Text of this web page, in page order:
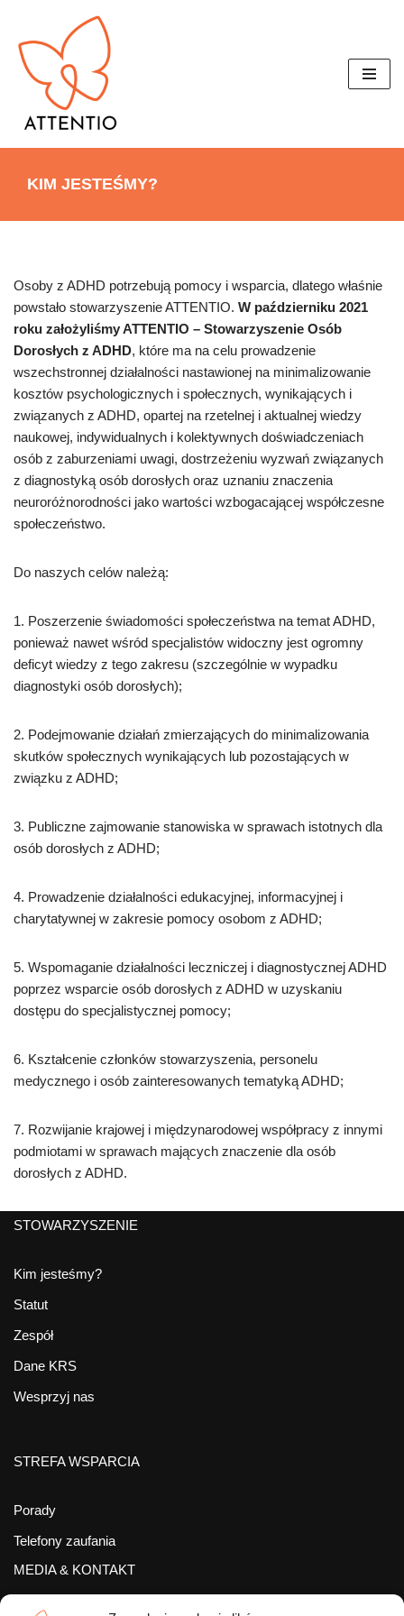
Przejdź
do
treści
KIM JESTEŚMY?
Osoby z ADHD potrzebują pomocy i wsparcia, dlatego właśnie
powstało stowarzyszenie ATTENTIO. W październiku 2021
roku założyliśmy ATTENTIO – Stowarzyszenie Osób
Dorosłych z ADHD, które ma na celu prowadzenie
wszechstronnej działalności nastawionej na minimalizowanie
kosztów psychologicznych i społecznych, wynikających i
związanych z ADHD, opartej na rzetelnej i aktualnej wiedzy
naukowej, indywidualnych i kolektywnych doświadczeniach
osób z zaburzeniami uwagi, dostrzeżeniu wyzwań związanych
z diagnostyką osób dorosłych oraz uznaniu znaczenia
neuroróżnorodności jako wartości wzbogacającej współczesne
społeczeństwo.
Do naszych celów należą:
1. Poszerzenie świadomości społeczeństwa na temat ADHD,
ponieważ nawet wśród specjalistów widoczny jest ogromny
deficyt wiedzy z tego zakresu (szczególnie w wypadku
diagnostyki osób dorosłych);
2. Podejmowanie działań zmierzających do minimalizowania
skutków społecznych wynikających lub pozostających w
związku z ADHD;
3. Publiczne zajmowanie stanowiska w sprawach istotnych dla
osób dorosłych z ADHD;
4. Prowadzenie działalności edukacyjnej, informacyjnej i
charytatywnej w zakresie pomocy osobom z ADHD;
5. Wspomaganie działalności leczniczej i diagnostycznej ADHD
poprzez wsparcie osób dorosłych z ADHD w uzyskaniu
dostępu do specjalistycznej pomocy;
6. Kształcenie członków stowarzyszenia, personelu
medycznego i osób zainteresowanych tematyką ADHD;
7. Rozwijanie krajowej i międzynarodowej współpracy z innymi
podmiotami w sprawach mających znaczenie dla osób
dorosłych z ADHD.
STOWARZYSZENIE
Kim jesteśmy?
Statut
Zespół
Dane KRS
Wesprzyj nas
STREFA WSPARCIA
Porady
Telefony zaufania
MEDIA & KONTAKT